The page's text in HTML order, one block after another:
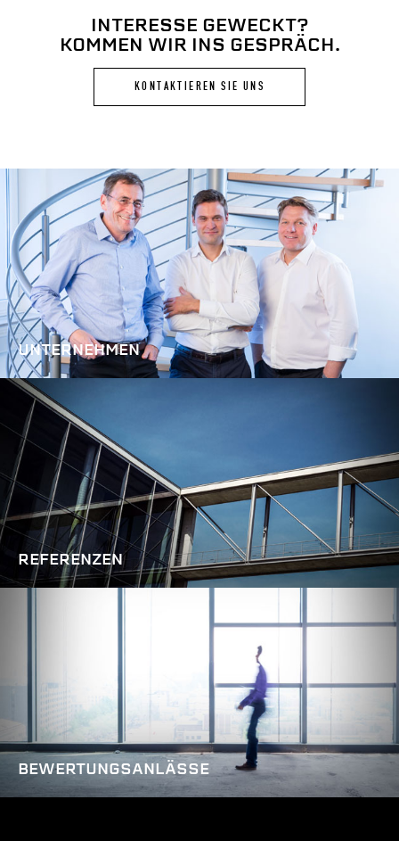
INTERESSE GEWECKT?
KOMMEN WIR INS GESPRÄCH.
KONTAKTIEREN SIE UNS
UNTERNEHMEN
REFERENZEN
BEWERTUNGSANLÄSSE